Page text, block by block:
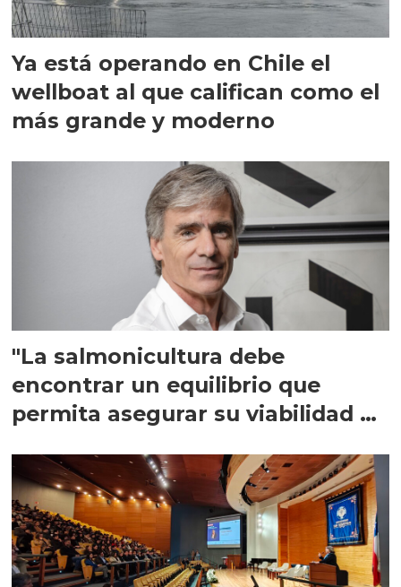
Ya está operando en Chile el
wellboat al que califican como el
más grande y moderno
"La salmonicultura debe
encontrar un equilibrio que
permita asegurar su viabilidad de